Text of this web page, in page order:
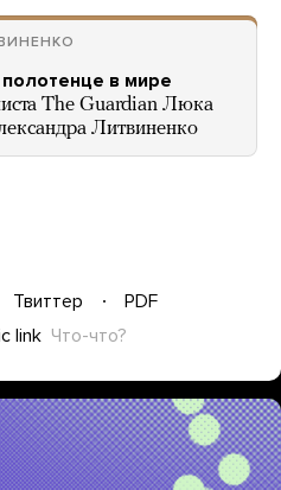
в мире
The Guardian Люка
Литвиненко
Твиттер
PDF
link Что-что?